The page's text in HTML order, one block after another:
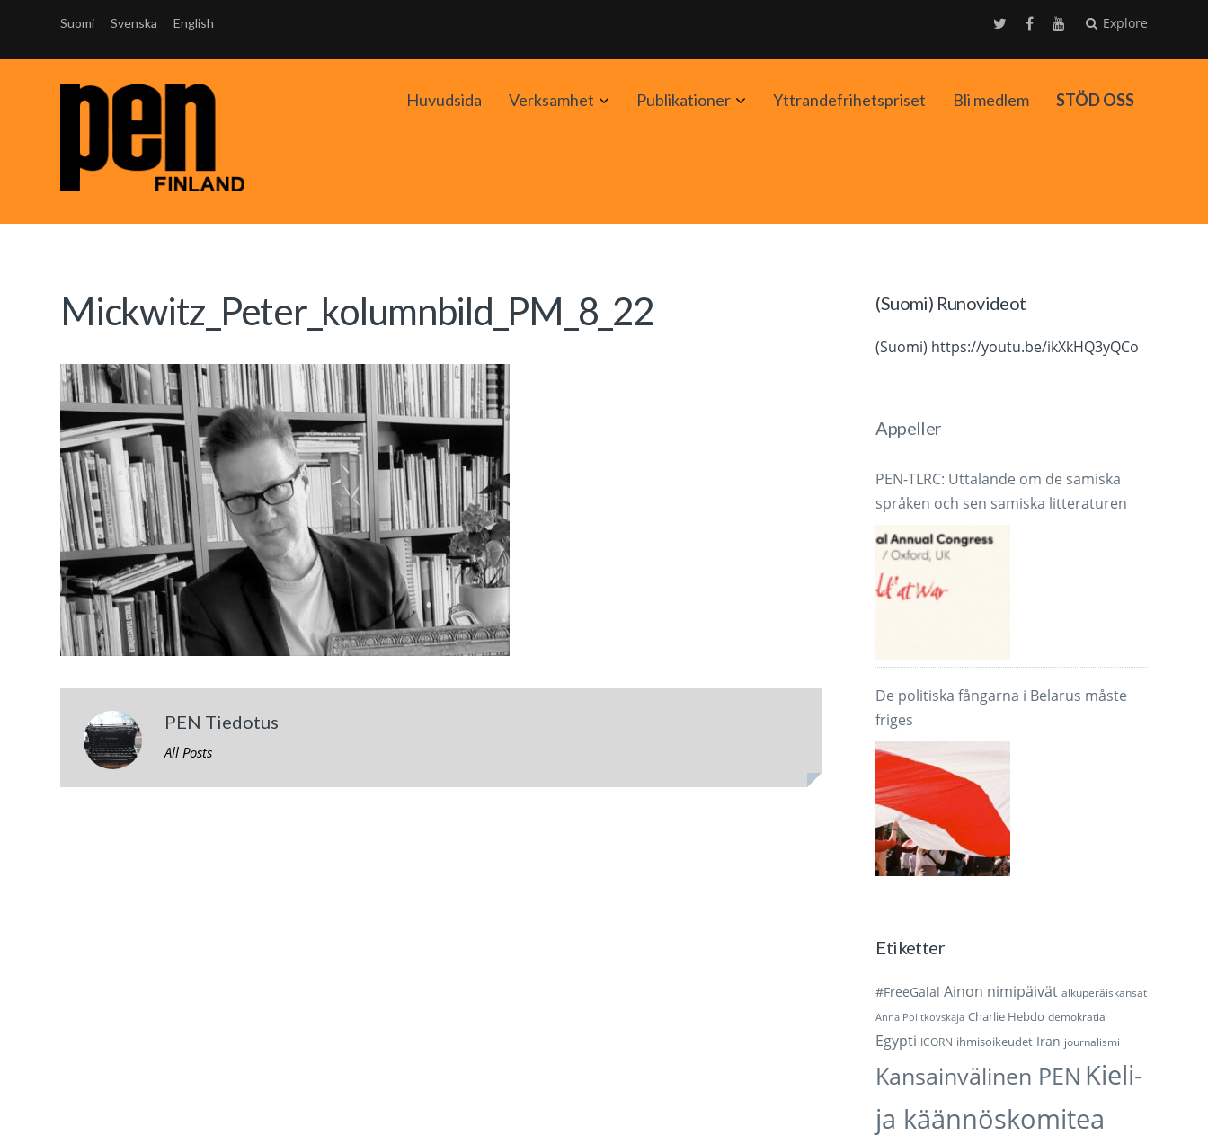
Suomi Svenska English Explore
Huvudsida Verksamhet AvaaPublikationer AvaaYttrandefrihetspriset Bli medlem STÖD OSS
Mickwitz_Peter_kolumnbild_PM_8_22
PEN Tiedotus
All Posts
(Suomi) Runovideot
(Suomi) https://youtu.be/ikXkHQ3yQCo
Appeller
PEN-TLRC: Uttalande om de samiska
språken och sen samiska litteraturen
De politiska fångarna i Belarus måste
friges
Etiketter
#FreeGalal Ainon nimipäivät alkuperäiskansat
Anna Politkovskaja Charlie Hebdo demokratia
Egypti ICORN ihmisoikeudet Iran journalismi
Kansainvälinen PEN Kieli-
ja käännöskomitea